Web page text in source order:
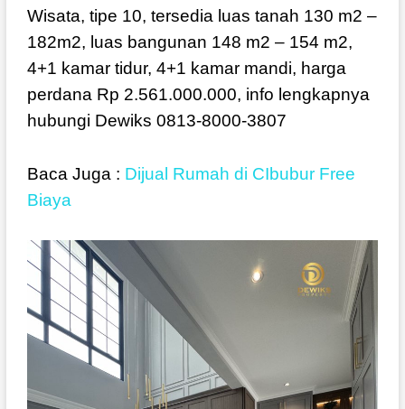
Wisata, tipe 10, tersedia luas tanah 130 m2 –
182m2, luas bangunan 148 m2 – 154 m2,
4+1 kamar tidur, 4+1 kamar mandi, harga
perdana Rp 2.561.000.000, info lengkapnya
hubungi Dewiks 0813-8000-3807
Baca Juga : Dijual Rumah di CIbubur Free
Biaya